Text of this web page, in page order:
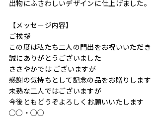
出物にふさわしいデザインに仕上げました。
【メッセージ内容】
ご挨拶
この度は私たち二人の門出をお祝いいただき
誠にありがとうございました
ささやかでは ございますが
感謝の気持ちとして記念の品をお贈りします
未熟な二人ではございますが
今後ともどうぞよろしくお願いいたします
○○・○○